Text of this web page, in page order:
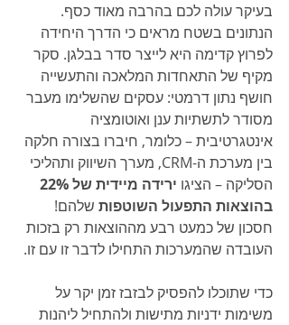
בעיקר עולה לכם בהרבה מאוד כסף.
הנתונים בשטח מראים כי הדרך היחידה
לפרוץ קדימה היא לייצר סדר בבלגן. סקר
מקיף של התאחדות המלאכה והתעשייה
חושף נתון דרמטי: עסקים שהשלימו מעבר
מסודר לתשתיות ענן ואוטומציה
אינטגרטיבית – כלומר, חיברו בצורה חלקה
בין מערכת ה-CRM, מערך השיווק ותהליכי
הסליקה – הציגו
בהוצאות התפעול השוטפות שלהם!
חסכון של כמעט רבע מההוצאות רק בזכות
העובדה שהמערכות התחילו לדבר זו עם זו.
כדי שתוכלו להפסיק לבזבז זמן יקר על
משימות ידניות מתישות ולהתחיל ליהנות